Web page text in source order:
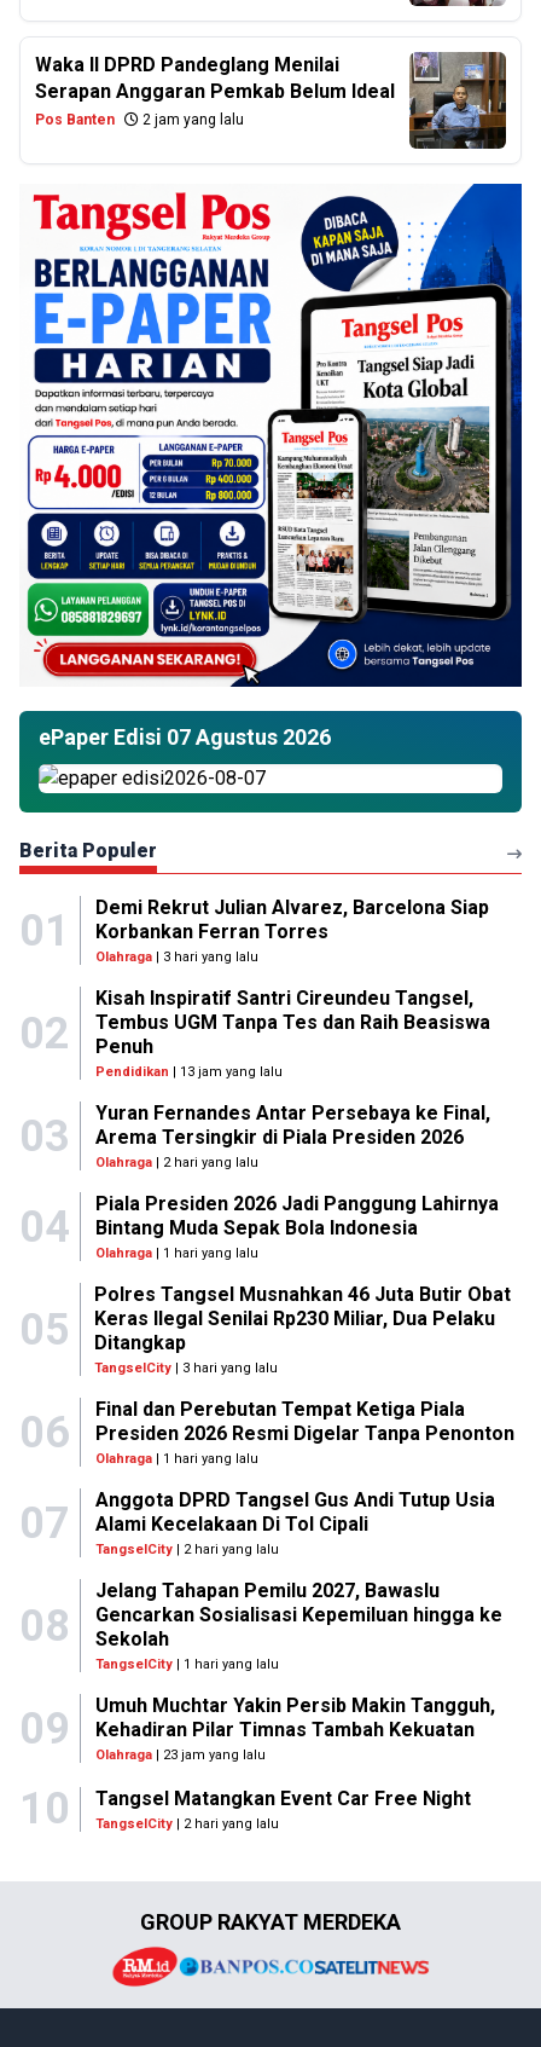
Waka II DPRD Pandeglang Menilai
Serapan Anggaran Pemkab Belum Ideal
Pos Banten 2 jam yang lalu
ePaper Edisi 07 Agustus 2026
Berita Populer
01
Demi Rekrut Julian Alvarez, Barcelona Siap
Korbankan Ferran Torres
Olahraga| 3 hari yang lalu
02
Kisah Inspiratif Santri Cireundeu Tangsel,
Tembus UGM Tanpa Tes dan Raih Beasiswa
Penuh
Pendidikan | 13 jam yang lalu
03
Yuran Fernandes Antar Persebaya ke Final,
Arema Tersingkir di Piala Presiden 2026
Olahraga| 2 hari yang lalu
04
Piala Presiden 2026 Jadi Panggung Lahirnya
Bintang Muda Sepak Bola Indonesia
Olahraga| 1 hari yang lalu
05
Polres Tangsel Musnahkan 46 Juta Butir Obat
Keras Ilegal Senilai Rp230 Miliar, Dua Pelaku
Ditangkap
TangselCity | 3 hari yang lalu
06
Final dan Perebutan Tempat Ketiga Piala
Presiden 2026 Resmi Digelar Tanpa Penonton
Olahraga| 1 hari yang lalu
07
Anggota DPRD Tangsel Gus Andi Tutup Usia
Alami Kecelakaan Di Tol Cipali
TangselCity| 2 hari yang lalu
08
Jelang Tahapan Pemilu 2027, Bawaslu
Gencarkan Sosialisasi Kepemiluan hingga ke
Sekolah
TangselCity| 1 hari yang lalu
09
Umuh Muchtar Yakin Persib Makin Tangguh,
Kehadiran Pilar Timnas Tambah Kekuatan
Olahraga| 23 jam yang lalu
10 Tangsel Matangkan Event Car Free Night
TangselCity | 2 hari yang lalu
GROUP RAKYAT MERDEKA